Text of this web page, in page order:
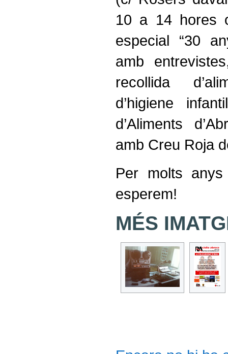
10 a 14 hores
especial “30
amb
recollida
d’higiene
d’Aliments
amb Creu Roja
Per molts
esperem!
MÉS